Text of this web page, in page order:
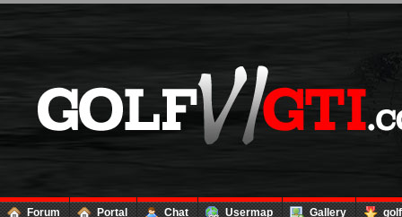
Forum Portal Chat Usermap Gallery